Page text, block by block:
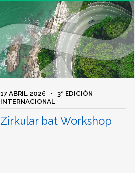
17 ABRIL 2026 • 3ª EDICIÓN
INTERNACIONAL
Zirkular bat Workshop